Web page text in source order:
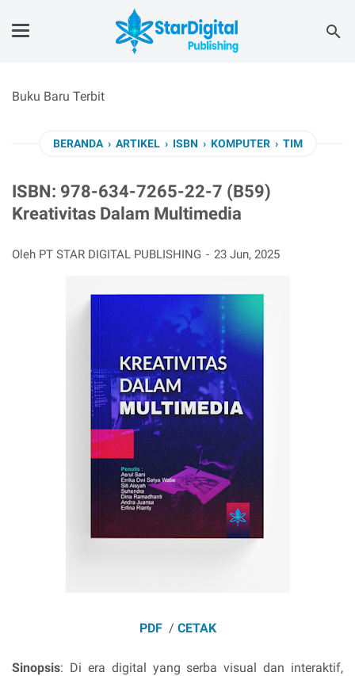
Buku Baru Terbit
BERANDA › ARTIKEL › ISBN › KOMPUTER › TIM
ISBN: 978-634-7265-22-7 (B59)
Kreativitas Dalam Multimedia
Oleh PT STAR DIGITAL PUBLISHING 23 Jun, 2025
PDF/ CETAK
Sinopsis: Di era digital yang serba visual dan interaktif,